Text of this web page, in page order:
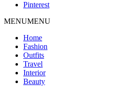
Pinterest
MENUMENU
Home
Fashion
Outfits
Travel
Interior
Beauty